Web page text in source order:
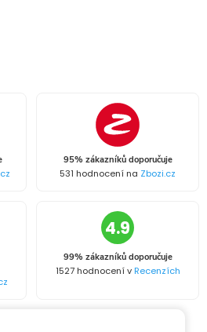
95% zákazníků doporučuje
531 hodnocení na Zbozi.cz
4.9
99% zákazníků doporučuje
1527 hodnocení vRecenzích